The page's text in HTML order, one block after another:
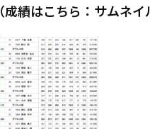
（成績はこちら：サムネ